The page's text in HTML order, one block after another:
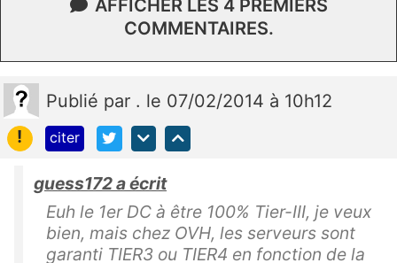
AFFICHER LES 4 PREMIERS
COMMENTAIRES.
Publié par . le 07/02/2014 à 10h12
!
citer
guess172 a écrit
Euh le 1er DC à être 100% Tier-III, je veux
bien, mais chez OVH, les serveurs sont
garanti TIER3 ou TIER4 en fonction de la